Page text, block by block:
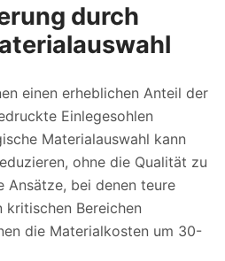
durch
einen erheblichen Anteil der
Einlegesohlen
Materialauswahl kann
ohne die Qualität zu
Ansätze, bei denen teure
kritischen Bereichen
die Materialkosten um 30-